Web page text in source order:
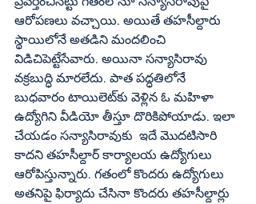
ఆరోపణలు వచ్చాయి. అయితే తహసీల్దారు
స్థాయిలోనే అతడిని మందలించి
విడిచిపెట్టేసేవారు. అయినా సన్యాసిరావు
వక్రబుద్ధి మారలేదు. పాత పద్ధతిలోనే
బుధవారం టాయిలెట్‌కు వెళ్లిన ఓ మహిళా
ఉద్యోగిని వీడియో తీస్తూ దొరికిపోయాడు. ఇలా
చేయడం సన్యాసిరావుకు  ఇదే మొదటిసారి
కాదని తహసీల్దార్‌ కార్యాలయ ఉద్యోగులు
ఆరోపిస్తున్నారు. గతంలో కొందరు ఉద్యోగులు
అతనిపై ఫిర్యాదు చేసినా కొందరు తహసీల్దార్లు